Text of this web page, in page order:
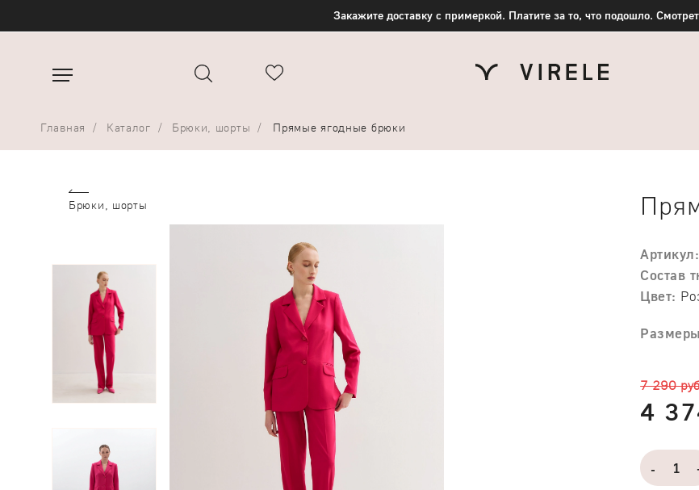
Закажите доставку с примеркой. Платите за то, что подошло.
Главная Каталог Брюки, шорты Прямые ягодные брюки
Брюки, шорты
Артикул:
Состав
Цвет:
7 290
4
-